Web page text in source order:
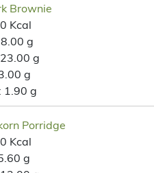
Brownie
Kcal
g
23.00 g
g
1.90 g
Porridge
Kcal
g